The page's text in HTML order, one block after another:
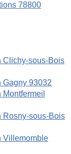
78800
Clichy-sous-Bois
Gagny 93032
Rosny-sous-Bois
Villemomble